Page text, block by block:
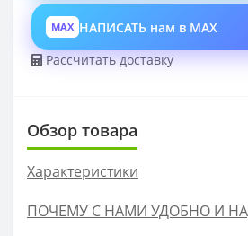
MAX НАПИСАТЬ нам в MAX
Рассчитать доставку
Обзор товара
Характеристики
ПОЧЕМУ С НАМИ УДОБНО И